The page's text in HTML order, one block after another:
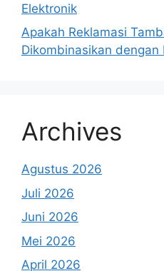
Elektronik
Apakah Reklamasi
Dikombinasikan dengan
Archives
Agustus 2026
Juli 2026
Juni 2026
Mei 2026
April 2026